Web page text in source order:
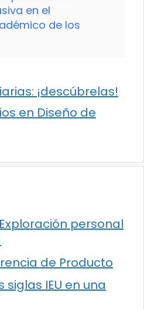
en el
de los
¡descúbrelas!
en Diseño de
personal
de Producto
IEU en una